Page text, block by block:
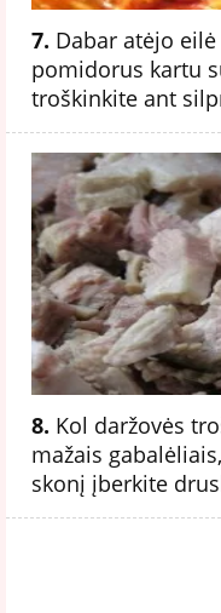
7. Dabar atėjo
pomidorus kartu
troškinkite ant
8. Kol daržovės
mažais
skonį įberkite